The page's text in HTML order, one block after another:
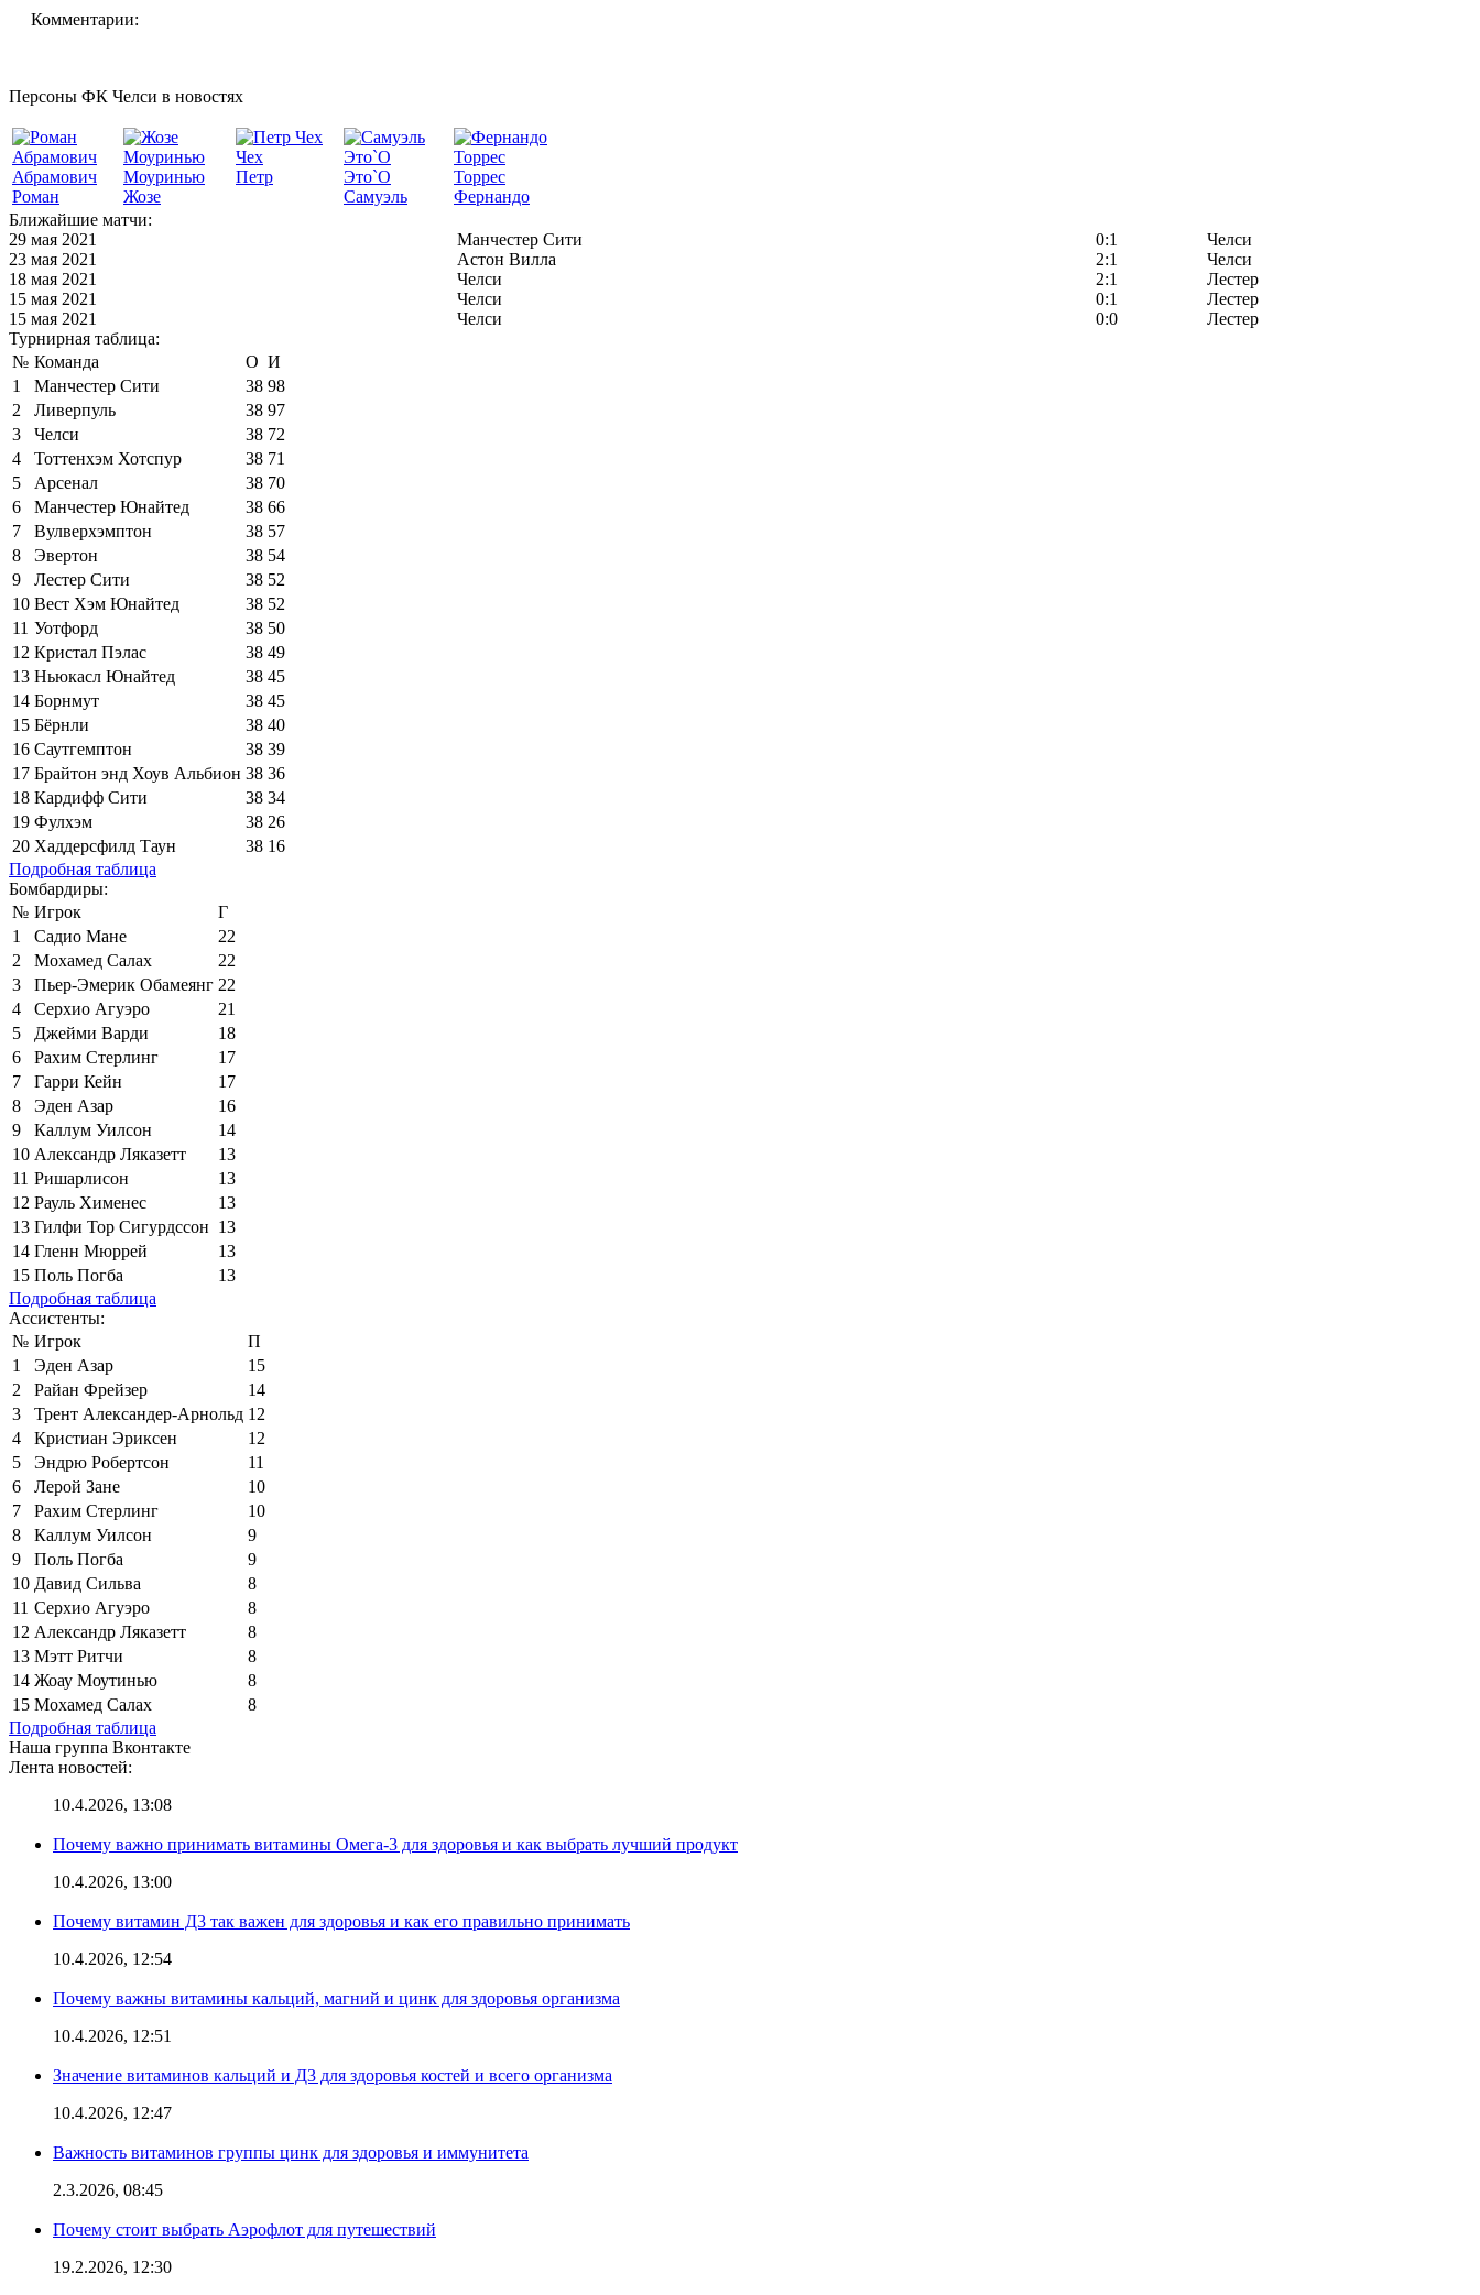
Комментарии:
Персоны ФК Челси в новостях
Абрамович
Роман
Моуринью
Жозе
Чех
Петр
Это`О
Самуэль
Торрес
Фернандо
Ближайшие матчи:
29 мая 2021
Манчестер Сити 0:1
Челси
23 мая 2021
Астон Вилла 2:1
Челси
18 мая 2021
Челси 2:1
Лестер
15 мая 2021
Челси 0:1
Лестер
15 мая 2021
Челси 0:0
Лестер
Турнирная таблица:
№ Команда О И
1
Манчестер Сити 38 98
2
Ливерпуль 38 97
3
Челси 38 72
4
Тоттенхэм Хотспур 38 71
5
Арсенал 38 70
6
Манчестер Юнайтед 38 66
7
Вулверхэмптон 38 57
8
Эвертон 38 54
9
Лестер Сити 38 52
10 Вест Хэм Юнайтед 38 52
11 Уотфорд 38 50
12 Кристал Пэлас 38 49
13 Ньюкасл Юнайтед 38 45
14 Борнмут 38 45
15 Бёрнли 38 40
16 Саутгемптон 38 39
17 Брайтон энд Хоув Альбион 38 36
18 Кардифф Сити 38 34
19 Фулхэм 38 26
20 Хаддерсфилд Таун 38 16
Подробная таблица
Бомбардиры:
№ Игрок
Г
1
Садио Мане
22
2
Мохамед Салах
22
3
Пьер-Эмерик Обамеянг 22
4
Серхио Агуэро
21
5
Джейми Варди
18
6
Рахим Стерлинг
17
7
Гарри Кейн
17
8
Эден Азар
16
9
Каллум Уилсон
14
10 Александр Ляказетт
13
11 Ришарлисон
13
12 Рауль Хименес
13
13 Гилфи Тор Сигурдссон 13
14 Гленн Мюррей
13
15 Поль Погба
13
Подробная таблица
Ассистенты:
№ Игрок
П
1
Эден Азар
15
2
Райан Фрейзер
14
3
Трент Александер-Арнольд 12
4
Кристиан Эриксен
12
5
Эндрю Робертсон
11
6
Лерой Зане
10
7
Рахим Стерлинг
10
8
Каллум Уилсон
9
9
Поль Погба
9
10 Давид Сильва
8
11 Серхио Агуэро
8
12 Александр Ляказетт
8
13 Мэтт Ритчи
8
14 Жоау Моутинью
8
15 Мохамед Салах
8
Подробная таблица
Наша группа Вконтакте
Лента новостей:
10.4.2026, 13:08
Почему важно принимать витамины Омега-3 для здоровья и как выбрать лучший продукт
10.4.2026, 13:00
Почему витамин Д3 так важен для здоровья и как его правильно принимать
10.4.2026, 12:54
Почему важны витамины кальций, магний и цинк для здоровья организма
10.4.2026, 12:51
Значение витаминов кальций и Д3 для здоровья костей и всего организма
10.4.2026, 12:47
Важность витаминов группы цинк для здоровья и иммунитета
2.3.2026, 08:45
Почему стоит выбрать Аэрофлот для путешествий
19.2.2026, 12:30